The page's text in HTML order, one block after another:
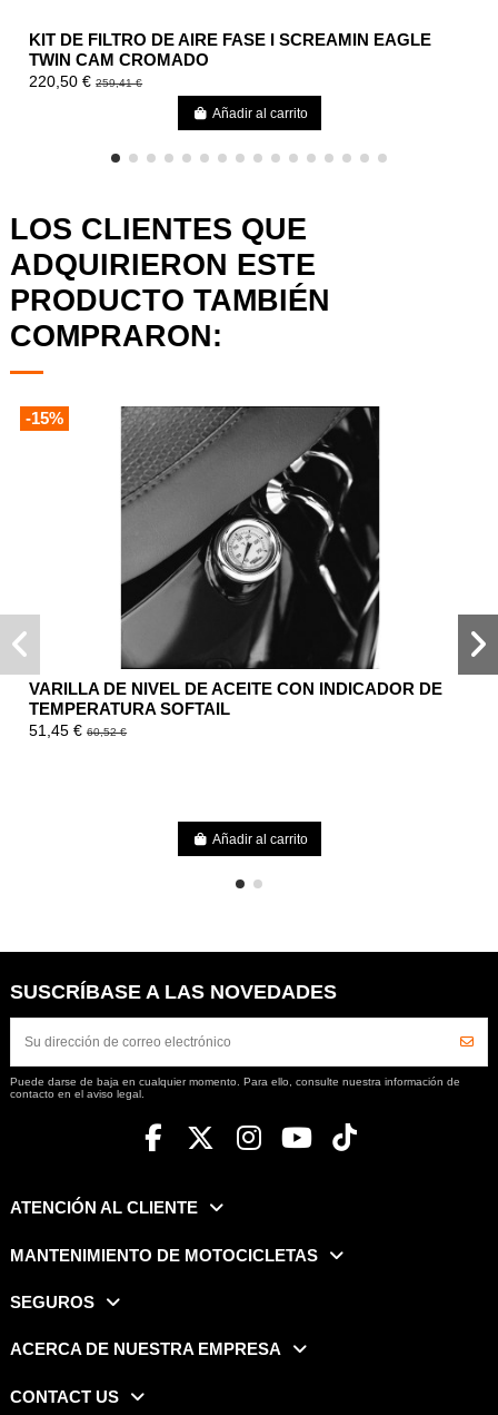
KIT DE FILTRO DE AIRE FASE I SCREAMIN EAGLE
TWIN CAM CROMADO
220,50 €259,41 €
Añadir al carrito
LOS CLIENTES QUE
ADQUIRIERON ESTE
PRODUCTO TAMBIÉN
COMPRARON:
-15%
VARILLA DE NIVEL DE ACEITE CON INDICADOR DE
TEMPERATURA SOFTAIL
51,45 €60,52 €
Añadir al carrito
SUSCRÍBASE A LAS NOVEDADES
Puede darse de baja en cualquier momento. Para ello, consulte nuestra información de
contacto en el aviso legal.
ATENCIÓN AL CLIENTE
MANTENIMIENTO DE MOTOCICLETAS
SEGUROS
ACERCA DE NUESTRA EMPRESA
CONTACT US